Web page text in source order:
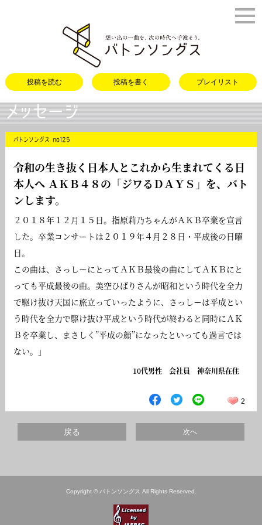
投稿を読む 投稿を書く プレイリスト
メッセージ
バトンソングス no125
令和の生き抜く日本人とこれから生まれてくる日
本人へ ＡＫＢ４８の「ジワるＤＡＹＳ 」を、バト
ンします。
２０１８年１２月１５日。指原莉乃ちゃんがＡＫＢ卒業を宣言
した。卒業コンサートは２０１９年４月２８日・平成後の日曜
日。
この曲は、さっしーにとってＡＫＢ最後の曲にしてＡＫＢにと
っても平成最後の曲。美空ひばりさんが昭和という時代を全力
で駆け抜け天国に旅立っていったように、さっしーは平成とい
う時代を全力で駆け抜け平成という時代が終わると同時にＡＫ
Ｂを卒業し、まさしく”平成の顔”になったといっても過言では
ない。」
10代男性 会社員 神奈川県在住
2
戻る 次へ
Copyright © バトンソングス All Rights Reserved.